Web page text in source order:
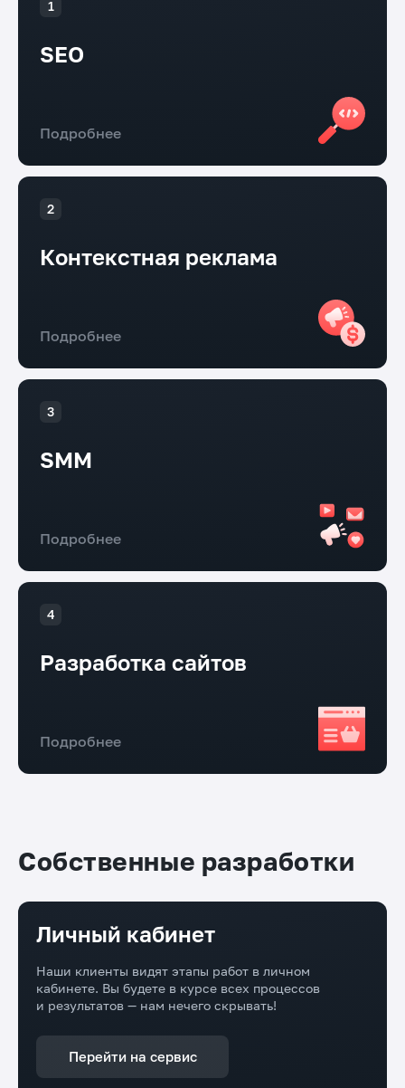
SEO
Подробнее
Контекстная реклама
Подробнее
SMM
Подробнее
Разработка сайтов
Подробнее
Собственные разработки
Личный кабинет
Наши клиенты видят этапы работ в личном
кабинете. Вы будете в курсе всех процессов
и результатов — нам нечего скрывать!
Перейти на сервис